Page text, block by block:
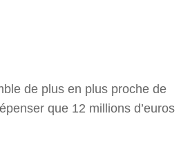
de plus en plus proche de
que 12 millions d’euros